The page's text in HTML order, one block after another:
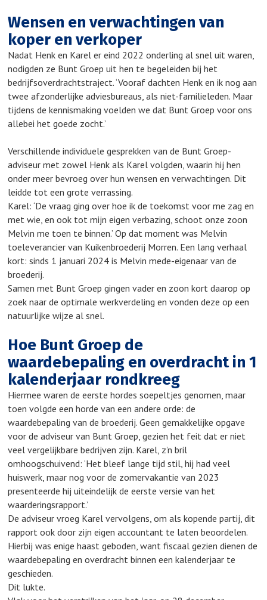
Wensen en verwachtingen van
koper en verkoper
Nadat Henk en Karel er eind 2022 onderling al snel uit waren,
nodigden ze Bunt Groep uit hen te begeleiden bij het
bedrijfsoverdrachtstraject. ‘Vooraf dachten Henk en ik nog aan
twee afzonderlijke adviesbureaus, als niet-familieleden. Maar
tijdens de kennismaking voelden we dat Bunt Groep voor ons
allebei het goede zocht.’
Verschillende individuele gesprekken van de Bunt Groep-
adviseur met zowel Henk als Karel volgden, waarin hij hen
onder meer bevroeg over hun wensen en verwachtingen. Dit
leidde tot een grote verrassing.
Karel: ‘De vraag ging over hoe ik de toekomst voor me zag en
met wie, en ook tot mijn eigen verbazing, schoot onze zoon
Melvin me toen te binnen.’ Op dat moment was Melvin
toeleverancier van Kuikenbroederij Morren. Een lang verhaal
kort: sinds 1 januari 2024 is Melvin mede-eigenaar van de
broederij.
Samen met Bunt Groep gingen vader en zoon kort daarop op
zoek naar de optimale werkverdeling en vonden deze op een
natuurlijke wijze al snel.
Hoe Bunt Groep de
waardebepaling en overdracht in 1
kalenderjaar rondkreeg
Hiermee waren de eerste hordes soepeltjes genomen, maar
toen volgde een horde van een andere orde: de
waardebepaling van de broederij. Geen gemakkelijke opgave
voor de adviseur van Bunt Groep, gezien het feit dat er niet
veel vergelijkbare bedrijven zijn. Karel, z’n bril
omhoogschuivend: ‘Het bleef lange tijd stil, hij had veel
huiswerk, maar nog voor de zomervakantie van 2023
presenteerde hij uiteindelijk de eerste versie van het
waarderingsrapport.’
De adviseur vroeg Karel vervolgens, om als kopende partij, dit
rapport ook door zijn eigen accountant te laten beoordelen.
Hierbij was enige haast geboden, want fiscaal gezien dienen de
waardebepaling en overdracht binnen een kalenderjaar te
geschieden.
Dit lukte.